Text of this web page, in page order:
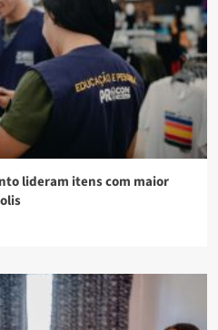
lideram itens com maior